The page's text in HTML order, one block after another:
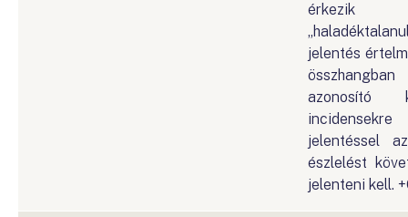
érkezik
jelentés
azonosító
jelentéssel
észlelést
jelenteni kell.